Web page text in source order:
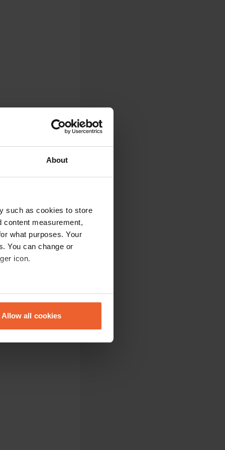
About
such as cookies to store
content measurement,
what purposes. Your
You can change or
icon.
meters
our traffic. We also share
Allow all cookies
proper met alle
rustig in de
te bieden.